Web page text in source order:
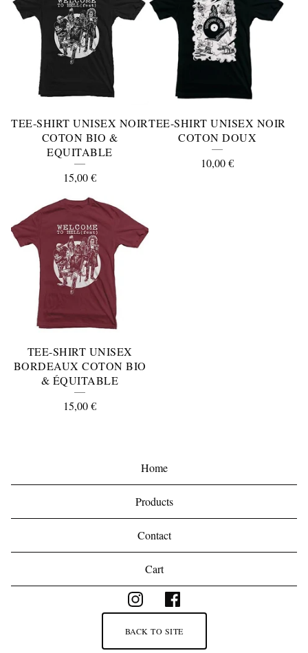
TEE-SHIRT UNISEX NOIR
COTON BIO &
EQUITABLE
15,00€
TEE-SHIRT UNISEX NOIR
COTON DOUX
10,00€
TEE-SHIRT UNISEX
BORDEAUX COTON BIO
& ÉQUITABLE
15,00€
Home
Products
Contact
Cart
BACK TO SITE